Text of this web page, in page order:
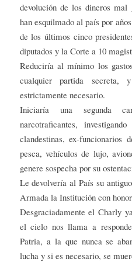
devolución de los dineros mal
han esquilmado al país por
de los últimos cinco
diputados y la Corte a 10
Reduciría al mínimo los
cualquier partida
estrictamente necesario.
Iniciaría una segunda
narcotraficantes,
clandestinas, ex-funcionarios
pesca, vehículos de lujo,
genere sospecha por su
Le devolvería al País su
Armada la Institución con
Desgraciadamente el Charly
el cielo nos llama a
Patria, a la que nunca se
lucha y si es necesario, se